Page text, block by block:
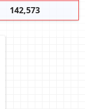
142,573